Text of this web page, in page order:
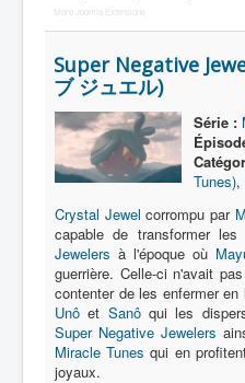
Chronologie
Références
Tous
Armes de Dokudokudan
Chansons
Jouets
Magie
Revues
Technologie de Dokudokudan
More Joomla Extensions
Super Negative
ブ ジュエル)
Série :
Tunes),
Crystal Jewel corrompu par
capable de transformer les
Jewelers à l'époque où
guerrière. Celle-ci n'avait
contenter de les enfermer
Unô et Sanôqui les
Super Negative Jewelers
Miracle Tunes qui en
joyaux.